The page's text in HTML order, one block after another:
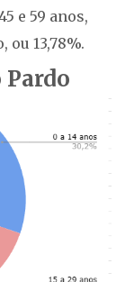
e 59 anos,
13,78%.